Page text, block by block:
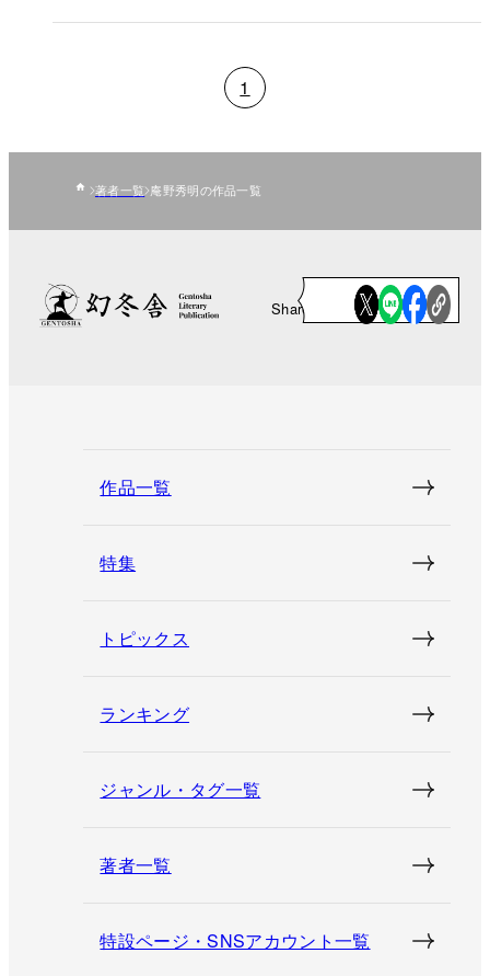
1
著者一覧 庵野秀明の作品一覧
Share
作品一覧
特集
トピックス
ランキング
ジャンル・タグ一覧
著者一覧
特設ページ・SNSアカウント一覧